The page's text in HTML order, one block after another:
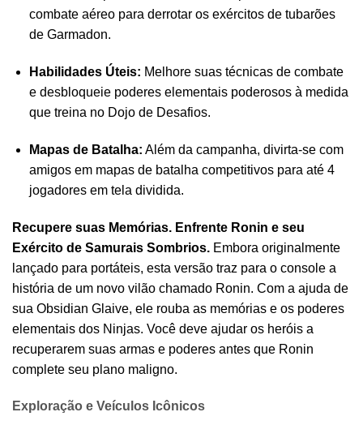
combate aéreo para derrotar os exércitos de tubarões
de Garmadon.
Habilidades Úteis: Melhore suas técnicas de combate
e desbloqueie poderes elementais poderosos à medida
que treina no Dojo de Desafios.
Mapas de Batalha: Além da campanha, divirta-se com
amigos em mapas de batalha competitivos para até 4
jogadores em tela dividida.
Recupere suas Memórias. Enfrente Ronin e seu
Exército de Samurais Sombrios. Embora originalmente
lançado para portáteis, esta versão traz para o console a
história de um novo vilão chamado Ronin. Com a ajuda de
sua Obsidian Glaive, ele rouba as memórias e os poderes
elementais dos Ninjas. Você deve ajudar os heróis a
recuperarem suas armas e poderes antes que Ronin
complete seu plano maligno.
Exploração e Veículos Icônicos